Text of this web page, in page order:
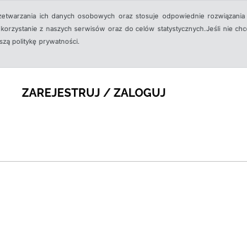
ich danych osobowych oraz stosuje odpowiednie
z naszych serwisów oraz do celów statystycznych.Jeśli nie
politykę prywatności.
ZAREJESTRUJ / ZALOGUJ